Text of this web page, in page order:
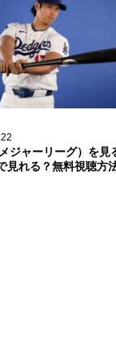
ジャーリーグ）を見
見れる？無料視聴方